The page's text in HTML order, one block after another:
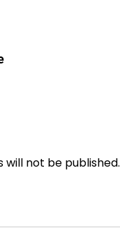
will not be published.